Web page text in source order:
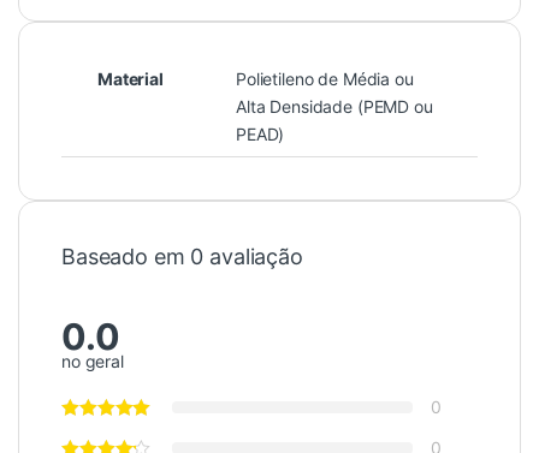
Material
Polietileno de Média ou
Alta Densidade (PEMD ou
PEAD)
Baseado em 0 avaliação
0.0
no geral
0
0